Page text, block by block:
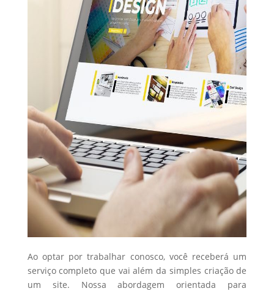
Ao optar por trabalhar conosco, você receberá um
serviço completo que vai além da simples criação de
um site. Nossa abordagem orientada para